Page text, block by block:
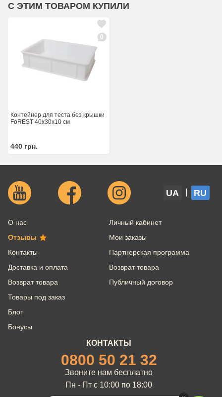
С ЭТИМ ТОВАРОМ КУПИЛИ
0
Контейнер для теста без крышки
FoREST 40х30х10 см
440 грн.
UA RU
О нас
Отзывы
Контакты
Доставка и оплата
Возврат товара
Товары под заказ
Блог
Бонусы
Личный кабинет
Мои заказы
Партнерская программа
Возврат товара
Публичный договор
КОНТАКТЫ
0800 50 21 32
Звоните нам бесплатно
Пн - Пт с 10:00 по 18:00